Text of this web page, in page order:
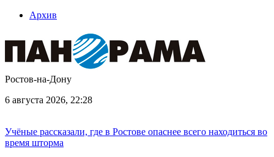
Архив
Ростов-на-Дону
6 августа 2026, 22:28
Учёные рассказали, где в Ростове опаснее всего находиться во
время шторма